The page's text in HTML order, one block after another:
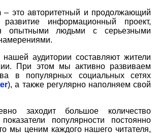
Автоэлектроника
Программное обеспечение
Игры
– это авторитетный и продолжающий
информационный проект,
опытными людьми с серьезными
аудитории составляют жители
При этом мы активно развиваем
в популярных социальных сетях
), а также регулярно наполняем свой
заходит большое количество
популярности постоянно
мы ценим каждого нашего читателя,